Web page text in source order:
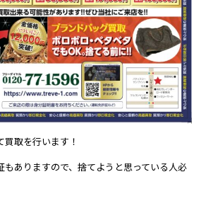
取を行います！
もありますので、捨てようと思っている人必